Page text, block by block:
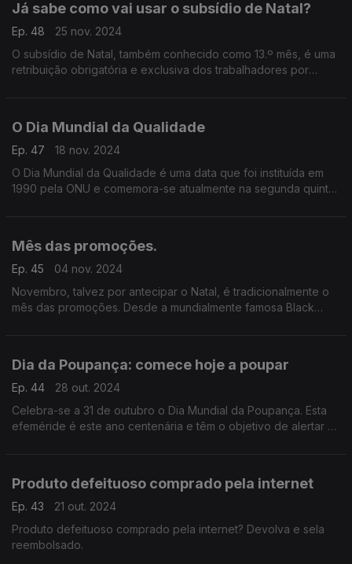
Já sabe como vai usar o subsídio de Natal?
Ep. 48
25 nov. 2024
O subsídio de Natal, também conhecido como 13.º mês, é uma
retribuição obrigatória e exclusiva dos trabalhadores por
O Dia Mundial da Qualidade
Ep. 47
18 nov. 2024
O Dia Mundial da Qualidade é uma data que foi instituída em
1990 pela ONU e comemora-se atualmente na segunda quinta-
Mês das promoções.
Ep. 45
04 nov. 2024
Novembro, talvez por antecipar o Natal, é tradicionalmente o
mês das promoções. Desde a mundialmente famosa Black
Dia da Poupança: comece hoje a poupar
Ep. 44
28 out. 2024
Celebra-se a 31 de outubro o Dia Mundial da Poupança. Esta
efeméride é este ano centenária e têm o objetivo de alertar os
Produto defeituoso comprado pela internet
Ep. 43
21 out. 2024
Produto defeituoso comprado pela internet? Devolva e sela
reembolsado.